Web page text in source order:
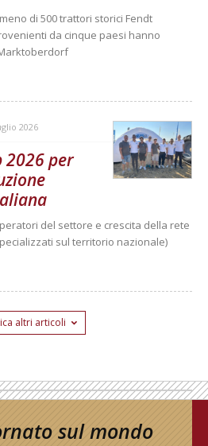
di 500 trattori storici Fendt
da cinque paesi hanno
2026
per
del settore e crescita della rete
sul territorio nazionale)
altri articoli
sul mondo